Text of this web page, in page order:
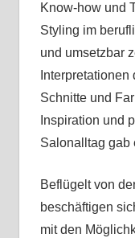
Know-how und
Styling im
und umsetzbar
Schnitte und
Inspiration und
Salonalltag gab
Beflügelt von
beschäftigen
mit den